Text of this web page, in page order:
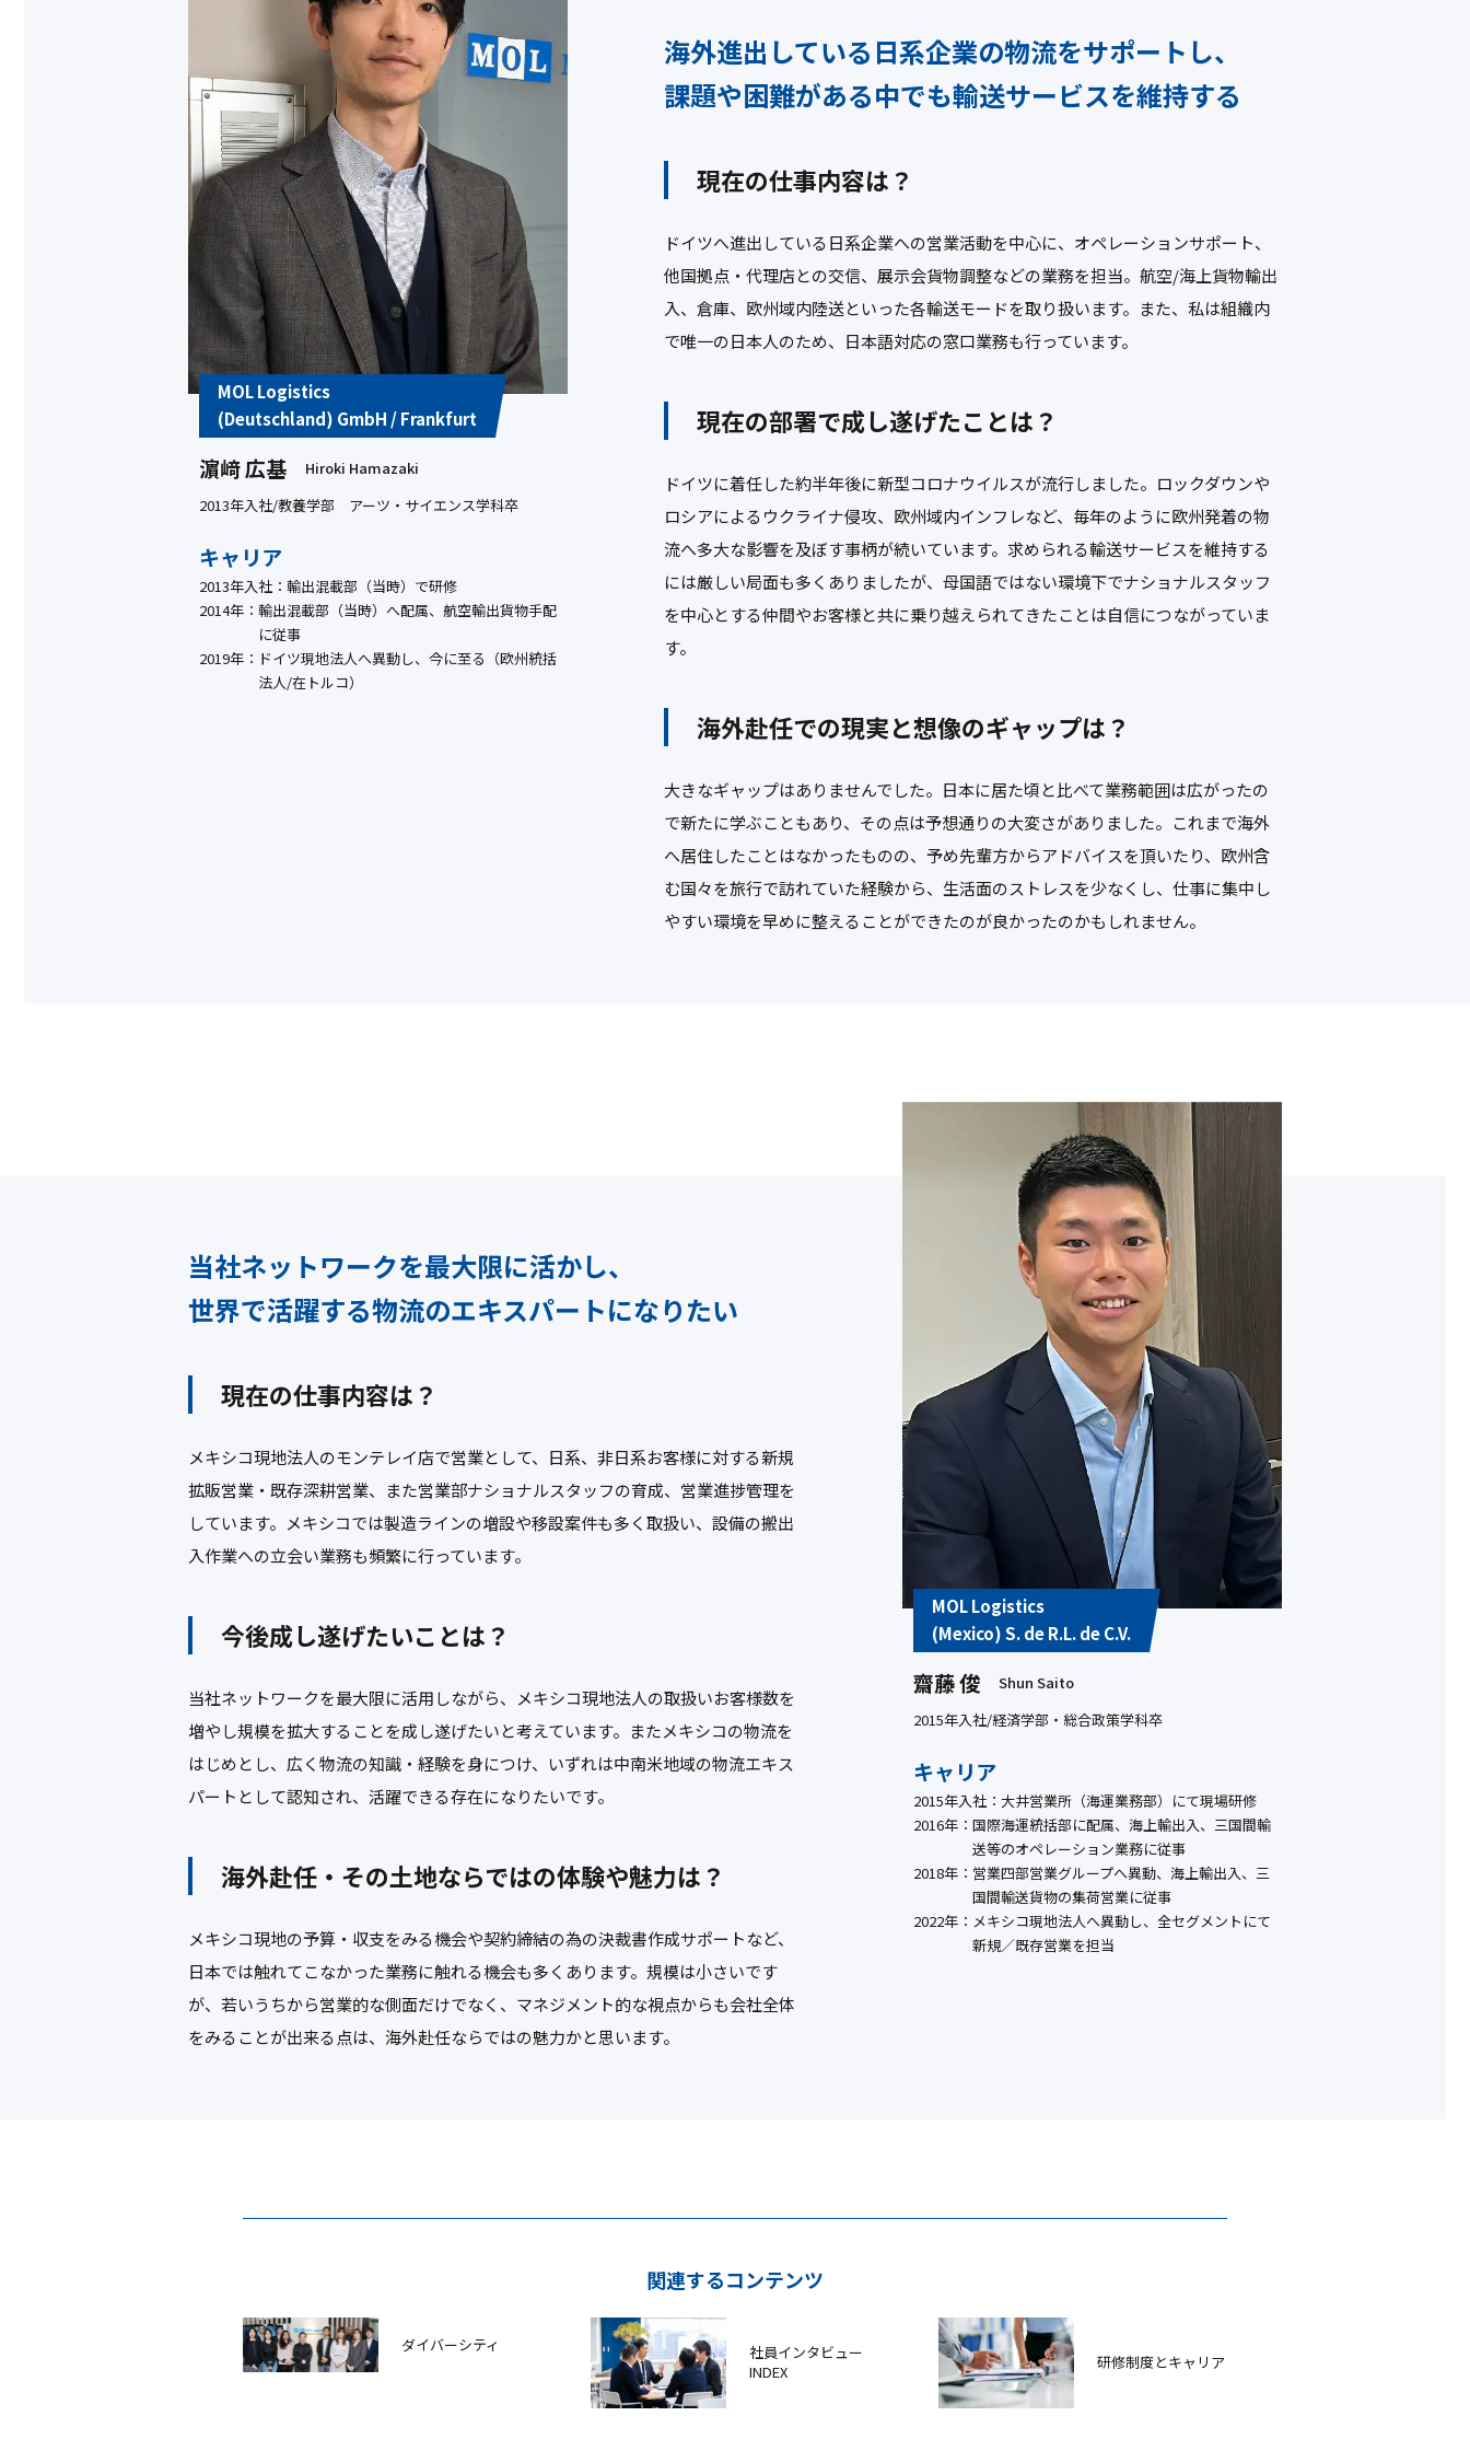
MOL Logistics
(Deutschland) GmbH / Frankfurt
濵﨑 広基
Hiroki Hamazaki
2013年入社/教養学部 アーツ・サイエンス学科卒
キャリア
2013年入社： 輸出混載部（当時）で研修
2014年： 輸出混載部（当時）へ配属、航空輸出貨物手配
に従事
2019年： ドイツ現地法人へ異動し、今に至る（欧州統括
法人/在トルコ）
海外進出している日系企業の物流をサポートし、
課題や困難がある中でも輸送サービスを維持する
現在の仕事内容は？
ドイツへ進出している日系企業への営業活動を中心に、オペレーションサポート、
他国拠点・代理店との交信、展示会貨物調整などの業務を担当。航空/海上貨物輸出
入、倉庫、欧州域内陸送といった各輸送モードを取り扱います。また、私は組織内
で唯一の日本人のため、日本語対応の窓口業務も行っています。
現在の部署で成し遂げたことは？
ドイツに着任した約半年後に新型コロナウイルスが流行しました。ロックダウンや
ロシアによるウクライナ侵攻、欧州域内インフレなど、毎年のように欧州発着の物
流へ多大な影響を及ぼす事柄が続いています。求められる輸送サービスを維持する
には厳しい局面も多くありましたが、母国語ではない環境下でナショナルスタッフ
を中心とする仲間やお客様と共に乗り越えられてきたことは自信につながっていま
す。
海外赴任での現実と想像のギャップは？
大きなギャップはありませんでした。日本に居た頃と比べて業務範囲は広がったの
で新たに学ぶこともあり、その点は予想通りの大変さがありました。これまで海外
へ居住したことはなかったものの、予め先輩方からアドバイスを頂いたり、欧州含
む国々を旅行で訪れていた経験から、生活面のストレスを少なくし、仕事に集中し
やすい環境を早めに整えることができたのが良かったのかもしれません。
MOL Logistics
(Mexico) S. de R.L. de C.V.
齋藤 俊
Shun Saito
2015年入社/経済学部・総合政策学科卒
キャリア
2015年入社： 大井営業所（海運業務部）にて現場研修
2016年： 国際海運統括部に配属、海上輸出入、三国間輸
送等のオペレーション業務に従事
2018年： 営業四部営業グループへ異動、海上輸出入、三
国間輸送貨物の集荷営業に従事
2022年： メキシコ現地法人へ異動し、全セグメントにて
新規／既存営業を担当
当社ネットワークを最大限に活かし、
世界で活躍する物流のエキスパートになりたい
現在の仕事内容は？
メキシコ現地法人のモンテレイ店で営業として、日系、非日系お客様に対する新規
拡販営業・既存深耕営業、また営業部ナショナルスタッフの育成、営業進捗管理を
しています。メキシコでは製造ラインの増設や移設案件も多く取扱い、設備の搬出
入作業への立会い業務も頻繁に行っています。
今後成し遂げたいことは？
当社ネットワークを最大限に活用しながら、メキシコ現地法人の取扱いお客様数を
増やし規模を拡大することを成し遂げたいと考えています。またメキシコの物流を
はじめとし、広く物流の知識・経験を身につけ、いずれは中南米地域の物流エキス
パートとして認知され、活躍できる存在になりたいです。
海外赴任・その土地ならではの体験や魅力は？
メキシコ現地の予算・収支をみる機会や契約締結の為の決裁書作成サポートなど、
日本では触れてこなかった業務に触れる機会も多くあります。規模は小さいです
が、若いうちから営業的な側面だけでなく、マネジメント的な視点からも会社全体
をみることが出来る点は、海外赴任ならではの魅力かと思います。
関連するコンテンツ
ダイバーシティ
社員インタビュー
INDEX
研修制度とキャリア